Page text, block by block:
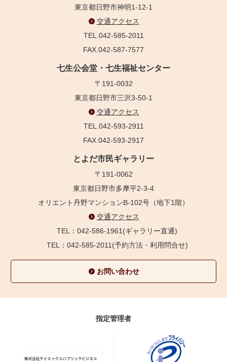
東京都日野市神明1-12-1
交通アクセス
TEL.042-585-2011
FAX.042-587-7577
七生公会堂・七生福祉センター
〒191-0032
東京都日野市三沢3-50-1
交通アクセス
TEL.042-593-2911
FAX.042-593-2917
とよだ市民ギャラリー
〒191-0062
東京都日野市多摩平2-3-4
オリエント丹野マンションB-102号（地下1階）
交通アクセス
TEL：042-586-1961(ギャラリー直通)
TEL：042-585-2011(予約方法・利用問合せ)
お問い合わせ
指定管理者